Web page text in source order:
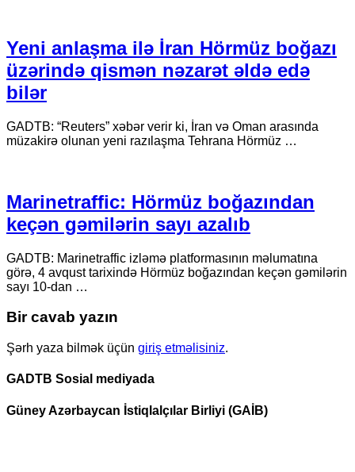
Yeni anlaşma ilə İran Hörmüz boğazı
üzərində qismən nəzarət əldə edə
bilər
GADTB: “Reuters” xəbər verir ki, İran və Oman arasında
müzakirə olunan yeni razılaşma Tehrana Hörmüz …
Marinetraffic: Hörmüz boğazından
keçən gəmilərin sayı azalıb
GADTB: Marinetraffic izləmə platformasının məlumatına
görə, 4 avqust tarixində Hörmüz boğazından keçən gəmilərin
sayı 10-dan …
Bir cavab yazın
Şərh yaza bilmək üçün giriş etməlisiniz.
GADTB Sosial mediyada
Güney Azərbaycan İstiqlalçılar Birliyi (GAİB)